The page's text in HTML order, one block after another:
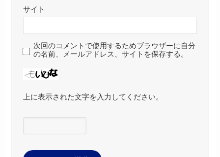
サイト
次回のコメントで使用するためブラウザーに自分
の名前、メールアドレス、サイトを保存する。
上に表示された文字を入力してください。